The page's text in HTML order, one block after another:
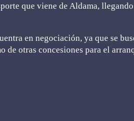
que viene de Aldama,
en negociación, ya que se
de otras concesiones para el